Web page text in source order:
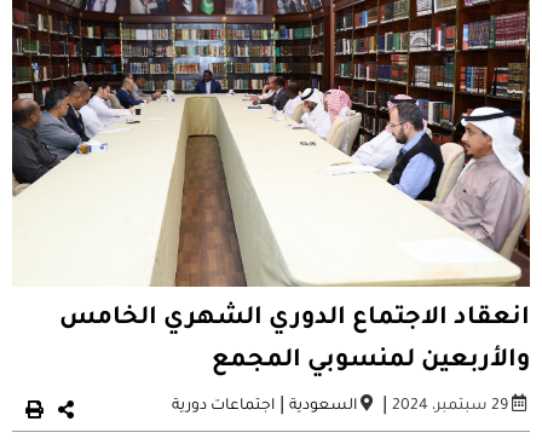
انعقاد الاجتماع الدوري الشهري الخامس
والأربعين لمنسوبي المجمع
29 سبتمبر، 2024 | السعودية| اجتماعات دورية